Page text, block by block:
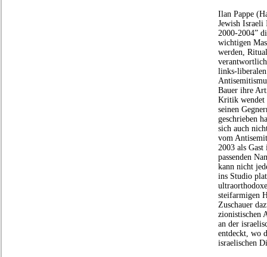
Ilan Pappe
Jewish
2000-2004”
wichtigen
werden,
links-
Bauer ihre
Kritik wendet
seinen
geschrieben
sich auch
vom
2003 als
passenden
kann nicht
ins Studio
steifarmigen
Zuschauer
zionistischen
an der
entdeckt, wo
israelischen